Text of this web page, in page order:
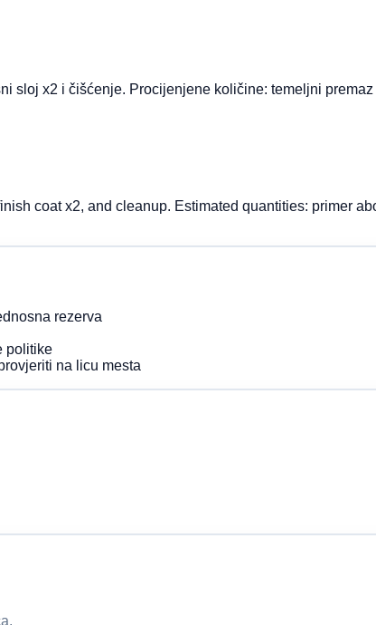
sloj x2 i čišćenje. Procijenjene količine: temeljni
coat x2, and cleanup. Estimated quantities: primer
rezerva
politike
na licu mesta